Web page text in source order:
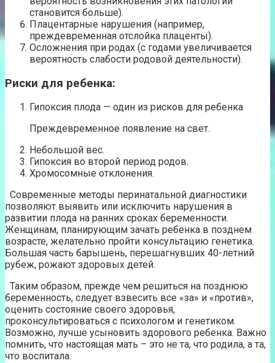
становится больше).
Плацентарные нарушения (например,
преждевременная отслойка плаценты).
Осложнения при родах (с годами увеличивается
вероятность слабости родовой деятельности).
Риски для ребенка:
Гипоксия плода — один из рисков для ребенка
Преждевременное появление на свет.
Небольшой вес.
Гипоксия во второй период родов.
Хромосомные отклонения.
Современные методы перинатальной диагностики
позволяют выявить или исключить нарушения в
развитии плода на ранних сроках беременности.
Женщинам, планирующим зачать ребенка в позднем
возрасте, желательно пройти консультацию генетика.
Большая часть барышень, перешагнувших 40-летний
рубеж, рожают здоровых детей.
Таким образом, прежде чем решиться на позднюю
беременность, следует взвесить все «за» и «против»,
оценить состояние своего здоровья,
проконсультироваться с психологом и генетиком.
Возможно, лучше усыновить здорового ребенка. Важно
помнить, что настоящая мать – это не та, что родила, а та,
что воспитала.